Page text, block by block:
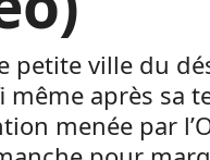
petite ville du
même après sa
menée par